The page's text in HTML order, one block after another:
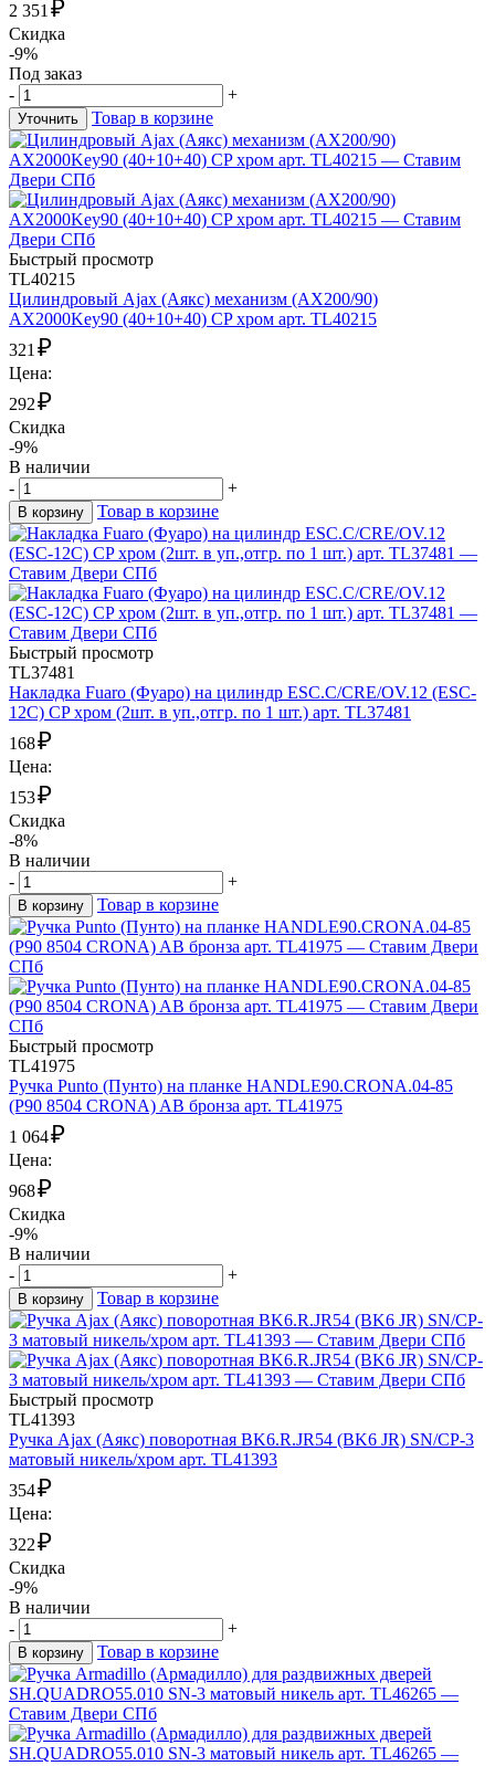
2 351₽
Скидка
-9%
Под заказ
-
+
Уточнить Товар в корзине
Быстрый просмотр
TL40215
Цилиндровый Ajax (Аякс) механизм (AX200/90)
AX2000Key90 (40+10+40) CP хром арт. TL40215
321₽
Цена:
292₽
Скидка
-9%
В наличии
-
+
В корзину Товар в корзине
Быстрый просмотр
TL37481
Накладка Fuaro (Фуаро) на цилиндр ESC.C/CRE/OV.12 (ESC-
12C) CP хром (2шт. в уп.,отгр. по 1 шт.) арт. TL37481
168₽
Цена:
153₽
Скидка
-8%
В наличии
-
+
В корзину Товар в корзине
Быстрый просмотр
TL41975
Ручка Punto (Пунто) на планке HANDLE90.CRONA.04-85
(P90 8504 CRONA) AB бронза арт. TL41975
1 064₽
Цена:
968₽
Скидка
-9%
В наличии
-
+
В корзину Товар в корзине
Быстрый просмотр
TL41393
Ручка Ajax (Аякс) поворотная BK6.R.JR54 (BK6 JR) SN/CP-3
матовый никель/хром арт. TL41393
354₽
Цена:
322₽
Скидка
-9%
В наличии
-
+
В корзину Товар в корзине